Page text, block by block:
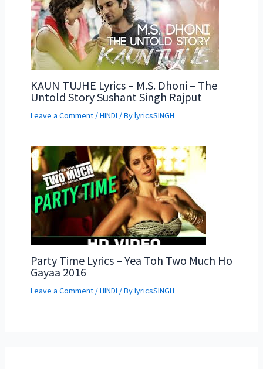
KAUN TUJHE Lyrics – M.S. Dhoni – The
Untold Story Sushant Singh Rajput
Leave a Comment /HINDI / BylyricsSINGH
Party Time Lyrics – Yea Toh Two Much Ho
Gayaa 2016
Leave a Comment /HINDI / BylyricsSINGH